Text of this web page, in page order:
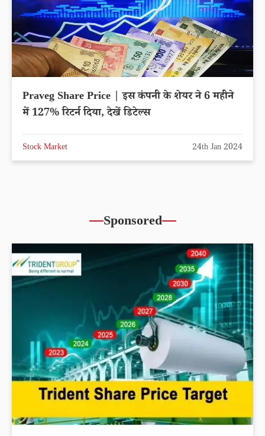
Praveg Share Price | इस कंपनी के शेयर ने 6 महीने
में 127% रिटर्न दिया, देखें डिटेल्स
Stock Market 24th Jan 2024
Sponsored